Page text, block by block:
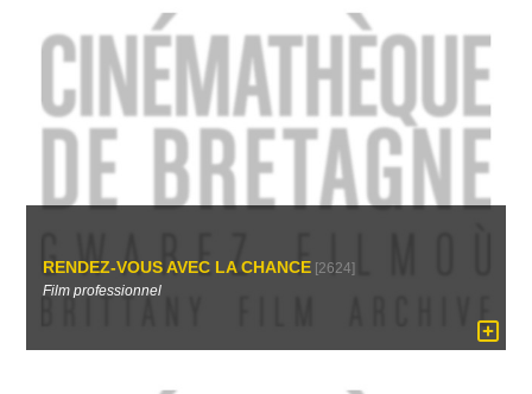
RENDEZ-VOUS AVEC LA CHANCE[2624]
Film professionnel